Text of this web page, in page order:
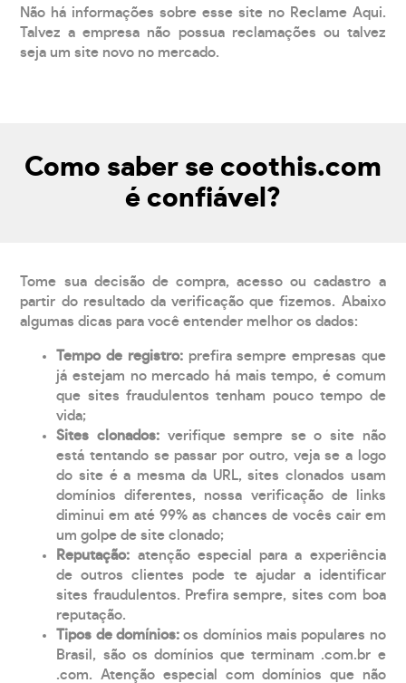
Não há informações sobre esse site no Reclame Aqui.
Talvez a empresa não possua reclamações ou talvez
seja um site novo no mercado.
Como saber se coothis.com
é confiável?
Tome sua decisão de compra, acesso ou cadastro a
partir do resultado da verificação que fizemos. Abaixo
algumas dicas para você entender melhor os dados:
Tempo de registro: prefira sempre empresas que
já estejam no mercado há mais tempo, é comum
que sites fraudulentos tenham pouco tempo de
vida;
Sites clonados: verifique sempre se o site não
está tentando se passar por outro, veja se a logo
do site é a mesma da URL, sites clonados usam
domínios diferentes, nossa verificação de links
diminui em até 99% as chances de vocês cair em
um golpe de site clonado;
Reputação: atenção especial para a experiência
de outros clientes pode te ajudar a identificar
sites fraudulentos. Prefira sempre, sites com boa
reputação.
Tipos de domínios:os domínios mais populares no
Brasil, são os domínios que terminam .com.br e
.com. Atenção especial com domínios que não